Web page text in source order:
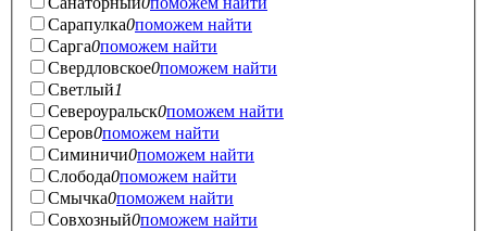
Сарапулка0поможем найти
Сарга0поможем найти
Свердловское0поможем найти
Светлый1
Североуральск0поможем найти
Серов0поможем найти
Симиничи0поможем найти
Слобода0поможем найти
Смычка0поможем найти
Совхозный0поможем найти